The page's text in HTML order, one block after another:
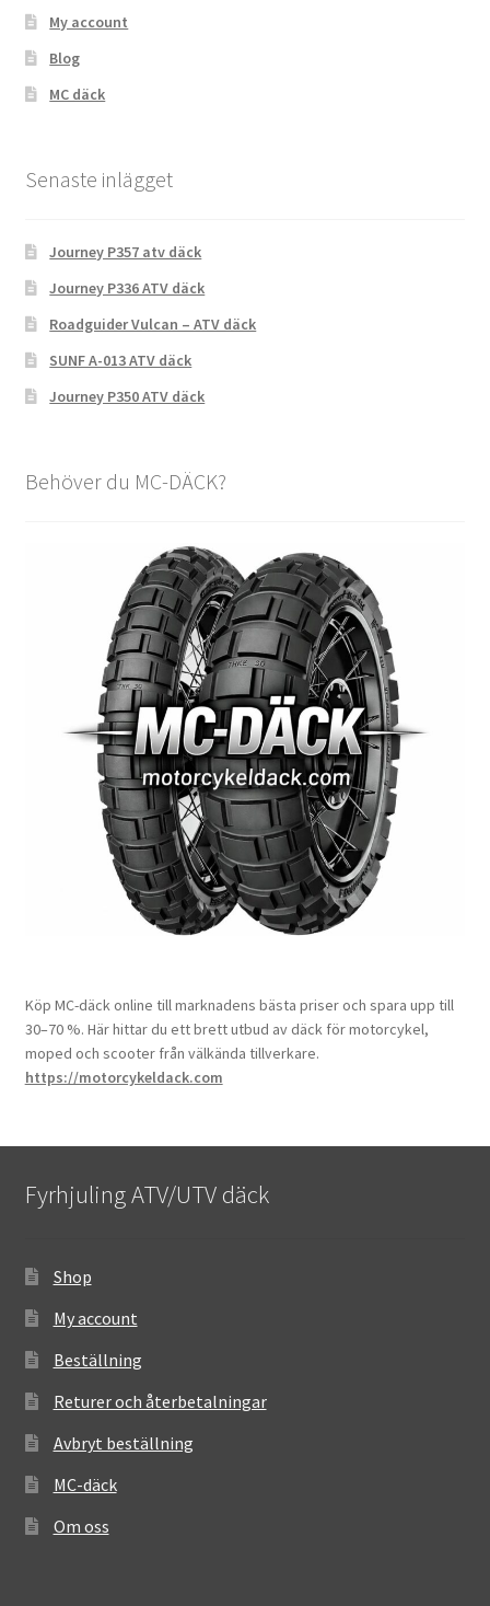
Om oss
My account
Blog
MC däck
Senaste inlägget
Journey P357 atv däck
Journey P336 ATV däck
Roadguider Vulcan – ATV däck
SUNF A-013 ATV däck
Journey P350 ATV däck
Behöver du MC-DÄCK?
Köp MC-däck online till marknadens bästa priser och spara upp till
30–70 %. Här hittar du ett brett utbud av däck för motorcykel,
moped och scooter från välkända tillverkare.
https://motorcykeldack.com
Fyrhjuling ATV/UTV däck
Shop
My account
Beställning
Returer och återbetalningar
Avbryt beställning
MC-däck
Om oss